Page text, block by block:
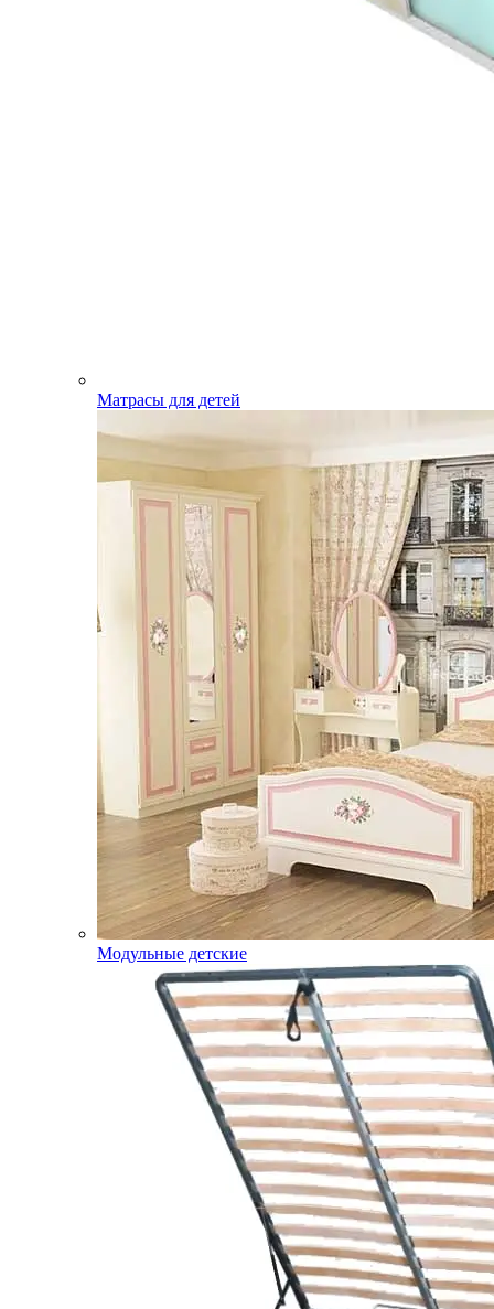
Матрасы для детей
Модульные детские